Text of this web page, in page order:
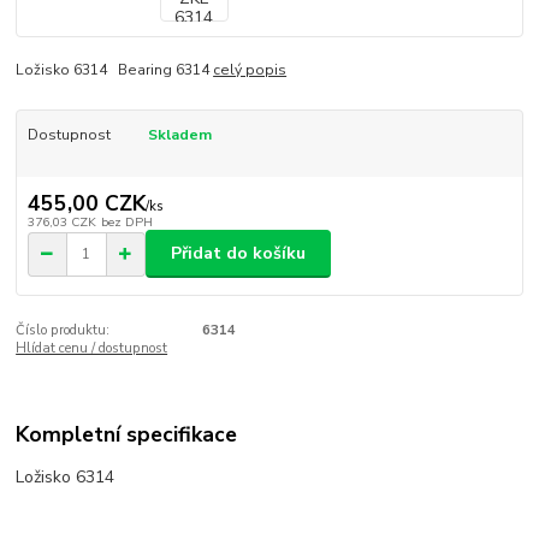
Ložisko 6314 Bearing 6314celý popis
Dostupnost Skladem
455,00 CZK/ks
376,03 CZK bez DPH
Přidat do košíku
Číslo produktu:
6314
Hlídat cenu / dostupnost
Kompletní specifikace
Ložisko 6314